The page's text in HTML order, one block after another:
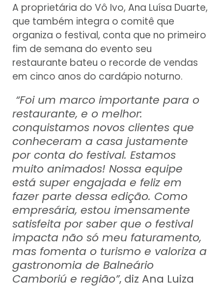
A proprietária do Vô Ivo, Ana Luísa Duarte,
que também integra o comitê que
organiza o festival, conta que no primeiro
fim de semana do evento seu
restaurante bateu o recorde de vendas
em cinco anos do cardápio noturno.
“Foi um marco importante para o
restaurante, e o melhor:
conquistamos novos clientes que
conheceram a casa justamente
por conta do festival. Estamos
muito animados! Nossa equipe
está super engajada e feliz em
fazer parte dessa edição. Como
empresária, estou imensamente
satisfeita por saber que o festival
impacta não só meu faturamento,
mas fomenta o turismo e valoriza a
gastronomia de Balneário
Camboriú e região”, diz Ana Luiza